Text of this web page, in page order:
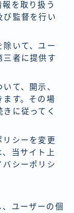
を取り扱う
び監督を行い
除いて、ユー
三者に提供す
て、開示、
ます。その場
に従ってく
リシーを変更
当サイト上
バシーポリシ
ユーザーの個